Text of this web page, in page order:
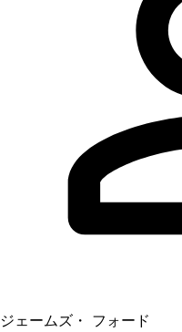
ジェームズ・ フォード